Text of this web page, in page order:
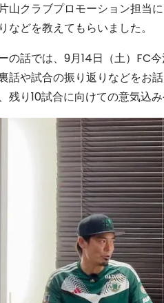
山クラブプロモーション担当
などを教えてもらいました。
の話では、9月14日（土）FC
話や試合の振り返りなどをお話
残り10試合に向けての意気込